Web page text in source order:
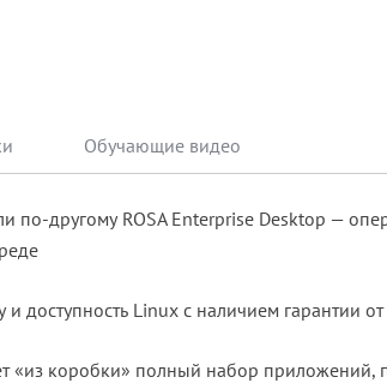
Обучающие видео
по-другому ROSA Enterprise Desktop —
и доступность Linux с наличием гарантии
«из коробки» полный набор приложений,